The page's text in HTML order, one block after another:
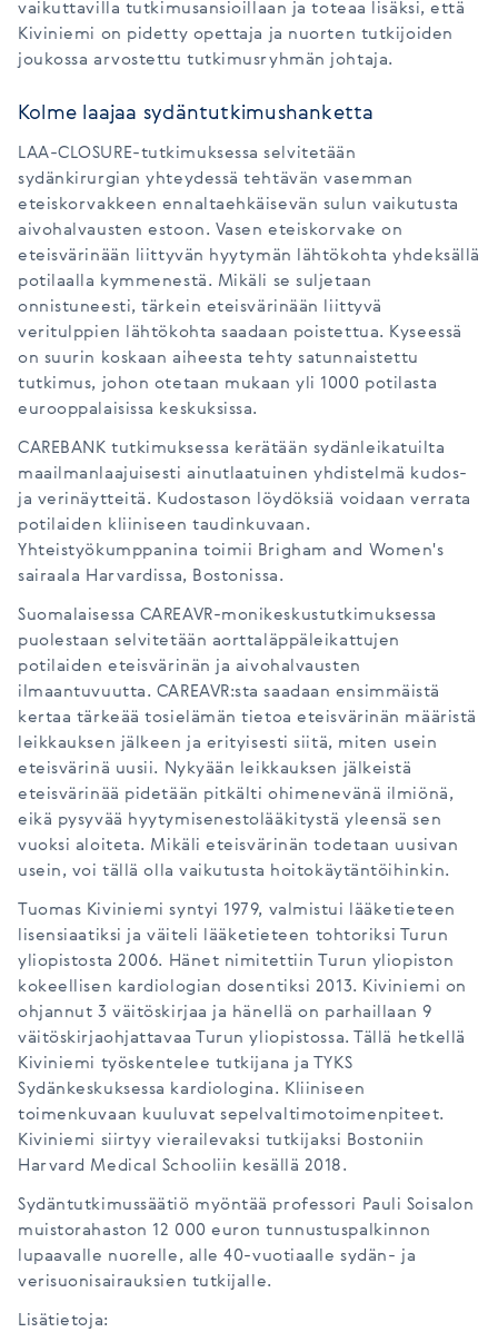
vaikuttavilla tutkimusansioillaan ja toteaa lisäksi, että
Kiviniemi on pidetty opettaja ja nuorten tutkijoiden
joukossa arvostettu tutkimusryhmän johtaja.
Kolme laajaa sydäntutkimushanketta
LAA-CLOSURE-tutkimuksessa selvitetään
sydänkirurgian yhteydessä tehtävän vasemman
eteiskorvakkeen ennaltaehkäisevän sulun vaikutusta
aivohalvausten estoon. Vasen eteiskorvake on
eteisvärinään liittyvän hyytymän lähtökohta yhdeksällä
potilaalla kymmenestä. Mikäli se suljetaan
onnistuneesti, tärkein eteisvärinään liittyvä
veritulppien lähtökohta saadaan poistettua. Kyseessä
on suurin koskaan aiheesta tehty satunnaistettu
tutkimus, johon otetaan mukaan yli 1000 potilasta
eurooppalaisissa keskuksissa.
CAREBANK tutkimuksessa kerätään sydänleikatuilta
maailmanlaajuisesti ainutlaatuinen yhdistelmä kudos-
ja verinäytteitä. Kudostason löydöksiä voidaan verrata
potilaiden kliiniseen taudinkuvaan.
Yhteistyökumppanina toimii Brigham and Women's
sairaala Harvardissa, Bostonissa.
Suomalaisessa CAREAVR-monikeskustutkimuksessa
puolestaan selvitetään aorttaläppäleikattujen
potilaiden eteisvärinän ja aivohalvausten
ilmaantuvuutta. CAREAVR:sta saadaan ensimmäistä
kertaa tärkeää tosielämän tietoa eteisvärinän määristä
leikkauksen jälkeen ja erityisesti siitä, miten usein
eteisvärinä uusii. Nykyään leikkauksen jälkeistä
eteisvärinää pidetään pitkälti ohimenevänä ilmiönä,
eikä pysyvää hyytymisenestolääkitystä yleensä sen
vuoksi aloiteta. Mikäli eteisvärinän todetaan uusivan
usein, voi tällä olla vaikutusta hoitokäytäntöihinkin.
Tuomas Kiviniemi syntyi 1979, valmistui lääketieteen
lisensiaatiksi ja väiteli lääketieteen tohtoriksi Turun
yliopistosta 2006. Hänet nimitettiin Turun yliopiston
kokeellisen kardiologian dosentiksi 2013. Kiviniemi on
ohjannut 3 väitöskirjaa ja hänellä on parhaillaan 9
väitöskirjaohjattavaa Turun yliopistossa. Tällä hetkellä
Kiviniemi työskentelee tutkijana ja TYKS
Sydänkeskuksessa kardiologina. Kliiniseen
toimenkuvaan kuuluvat sepelvaltimotoimenpiteet.
Kiviniemi siirtyy vierailevaksi tutkijaksi Bostoniin
Harvard Medical Schooliin kesällä 2018.
Sydäntutkimussäätiö myöntää professori Pauli Soisalon
muistorahaston 12 000 euron tunnustuspalkinnon
lupaavalle nuorelle, alle 40-vuotiaalle sydän- ja
verisuonisairauksien tutkijalle.
Lisätietoja: